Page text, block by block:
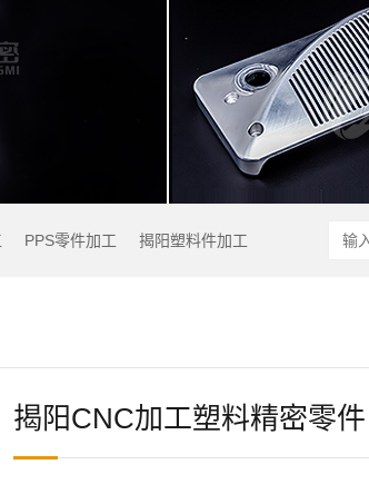
PPS零件加工 揭阳塑料件加工
揭阳CNC加工塑料精密零件